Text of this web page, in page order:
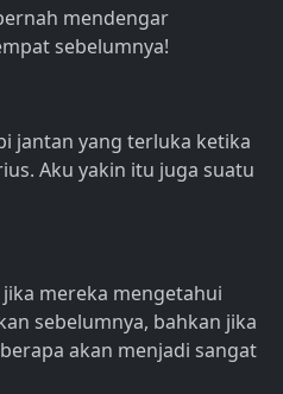
mendengar
sebelumnya!
jantan yang terluka ketika
Aku yakin itu juga suatu
mereka mengetahui
sebelumnya, bahkan jika
akan menjadi sangat